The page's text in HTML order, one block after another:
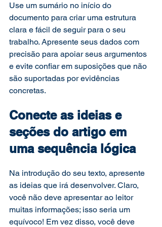
Use um sumário no início do
documento para criar uma estrutura
clara e fácil de seguir para o seu
trabalho. Apresente seus dados com
precisão para apoiar seus argumentos
e evite confiar em suposições que não
são suportadas por evidências
concretas.
Conecte as ideias e
seções do artigo em
uma sequência lógica
Na introdução do seu texto, apresente
as ideias que irá desenvolver. Claro,
você não deve apresentar ao leitor
muitas informações; isso seria um
equívoco! Em vez disso, você deve